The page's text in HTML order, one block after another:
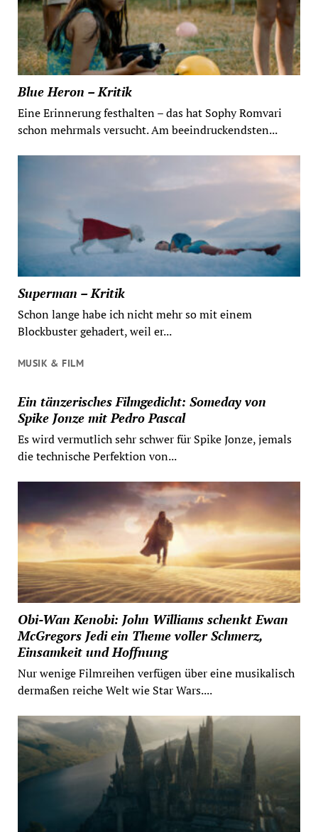
Blue Heron – Kritik
Eine Erinnerung festhalten – das hat Sophy Romvari
schon mehrmals versucht. Am beeindruckendsten...
Superman – Kritik
Schon lange habe ich nicht mehr so mit einem
Blockbuster gehadert, weil er...
MUSIK & FILM
Ein tänzerisches Filmgedicht: Someday von
Spike Jonze mit Pedro Pascal
Es wird vermutlich sehr schwer für Spike Jonze, jemals
die technische Perfektion von...
Obi-Wan Kenobi: John Williams schenkt Ewan
McGregors Jedi ein Theme voller Schmerz,
Einsamkeit und Hoffnung
Nur wenige Filmreihen verfügen über eine musikalisch
dermaßen reiche Welt wie Star Wars....